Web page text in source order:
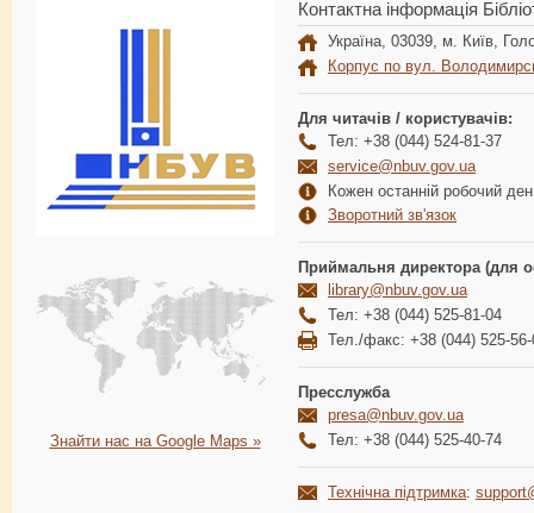
Знайти нас на Google Maps »
Контактна інформація
Україна, 03039, м. Київ,
Корпус по вул.
Для читачів / користувачів:
Тел: +38 (044) 524-81-37
service@nbuv.gov.ua
Кожен останній робочий
Зворотний зв'язок
Приймальня директора (для
library@nbuv.gov.ua
Тел: +38 (044) 525-81-04
Тел./факс: +38 (044) 525-56-
Пресслужба
presa@nbuv.gov.ua
Тел: +38 (044) 525-40-74
Технічна підтримка: